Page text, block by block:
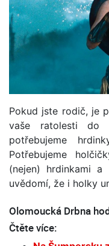
Pokud jste rodič, je
vaše ratolesti do
potřebujeme
Potřebujeme
(nejen) hrdinkami a
uvědomí, že i holky
Olomoucká Drbna
Čtěte více: